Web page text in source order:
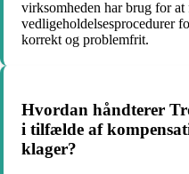
virksomheden har brug for at
vedligeholdelsesprocedurer
korrekt og problemfrit.
Hvordan håndterer
i tilfælde af
klager?